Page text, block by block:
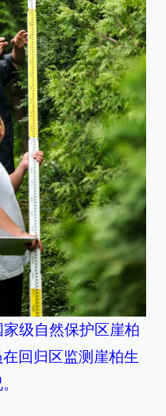
级自然保护区崖柏
回归区监测崖柏生